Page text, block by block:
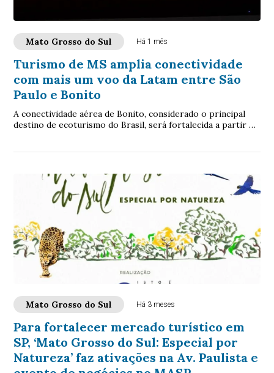
Mato Grosso do Sul Há 1 mês
Turismo de MS amplia conectividade
com mais um voo da Latam entre São
Paulo e Bonito
A conectividade aérea de Bonito, considerado o principal
destino de ecoturismo do Brasil, será fortalecida a partir de
Mato Grosso do Sul Há 3 meses
Para fortalecer mercado turístico em
SP, ‘Mato Grosso do Sul: Especial por
Natureza’ faz ativações na Av. Paulista e